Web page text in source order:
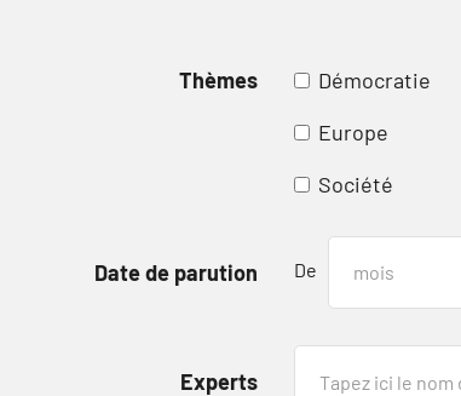
Thèmes Démocratie
Europe
Société
Date de parution De
Experts